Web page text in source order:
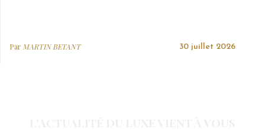
Par MARTIN BETANT 30 juillet 2026